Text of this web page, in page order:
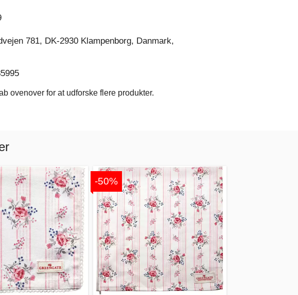
781, DK-2930 Klampenborg, Danmark,
ovenover for at udforske flere produkter.
-50%